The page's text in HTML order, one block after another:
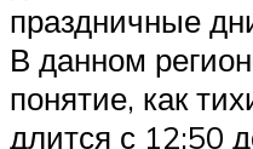
праздничные
В данном
понятие, как
длится с 12:50